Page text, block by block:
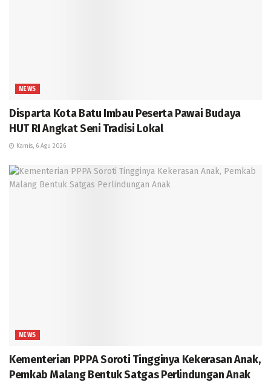
NEWS
Disparta Kota Batu Imbau Peserta Pawai Budaya
HUT RI Angkat Seni Tradisi Lokal
Kamis, 6 Agu 2026
NEWS
Kementerian PPPA Soroti Tingginya Kekerasan Anak,
Pemkab Malang Bentuk Satgas Perlindungan Anak